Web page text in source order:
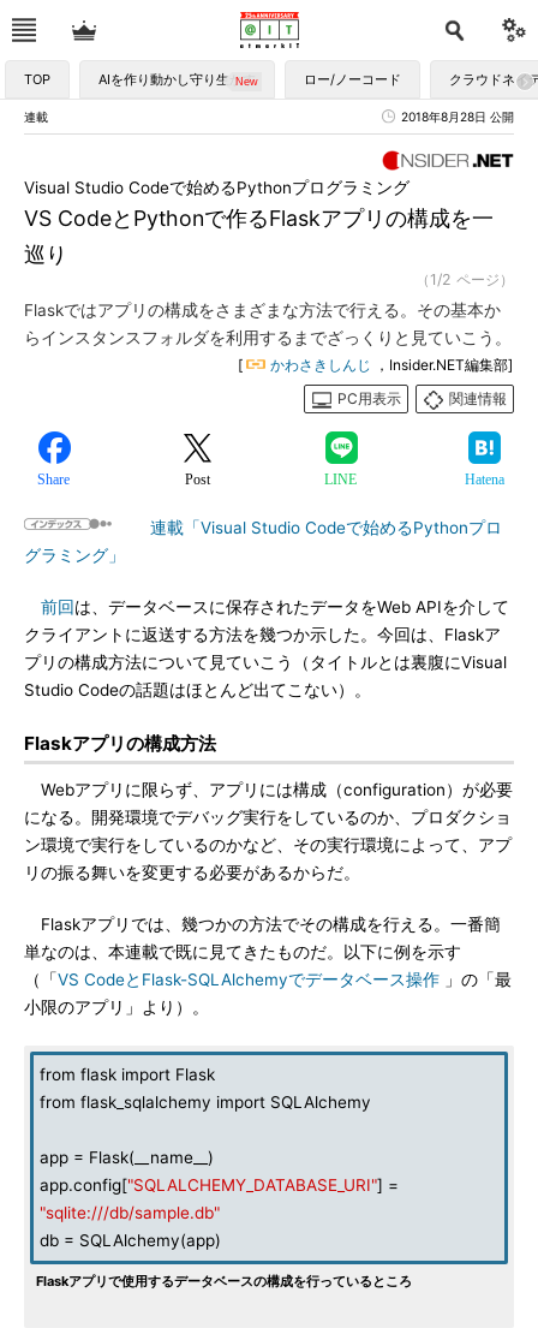
TOP AIを作り動かし守り生かす ロー/ノーコード クラウドネイ
連載 2018年8月28日 公開
VS CodeとPythonで作るFlaskアプリの構成を一
巡り
Visual Studio Codeで始めるPythonプログラミング
（1/2 ページ）
Flaskではアプリの構成をさまざまな方法で行える。その基本か
らインスタンスフォルダを利用するまでざっくりと見ていこう。
[ かわさきしんじ
，Insider.NET編集部]
PC用表示
関連情報
Share Post LINE Hatena
連載「Visual Studio Codeで始めるPythonプロ
グラミング」
前回は、データベースに保存されたデータをWeb APIを介して
クライアントに返送する方法を幾つか示した。今回は、Flaskア
プリの構成方法について見ていこう（タイトルとは裏腹にVisual
Studio Codeの話題はほとんど出てこない）。
Flaskアプリの構成方法
Webアプリに限らず、アプリには構成（configuration）が必要
になる。開発環境でデバッグ実行をしているのか、プロダクショ
ン環境で実行をしているのかなど、その実行環境によって、アプ
リの振る舞いを変更する必要があるからだ。
Flaskアプリでは、幾つかの方法でその構成を行える。一番簡
単なのは、本連載で既に見てきたものだ。以下に例を示す
（「VS CodeとFlask-SQLAlchemyでデータベース操作 」の「最
小限のアプリ」より）。
from flask import Flask
from flask_sqlalchemy import SQLAlchemy
app = Flask(__name__)
app.config["SQLALCHEMY_DATABASE_URI"] =
"sqlite:///db/sample.db"
db = SQLAlchemy(app)
Flaskアプリで使用するデータベースの構成を行っているところ